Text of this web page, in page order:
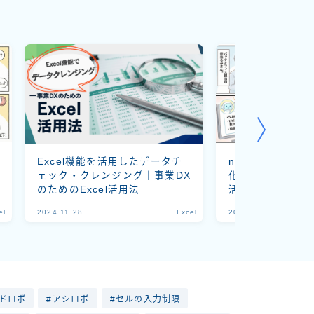
Excel機能を活用したデータチ
ェック・クレンジング｜事業DX
のためのExcel活用法
2024.11.28 Excel
note 生成AIで
化アシストを始
活用01-
2025.12.09
ロボ アシロボ セルの入力制限